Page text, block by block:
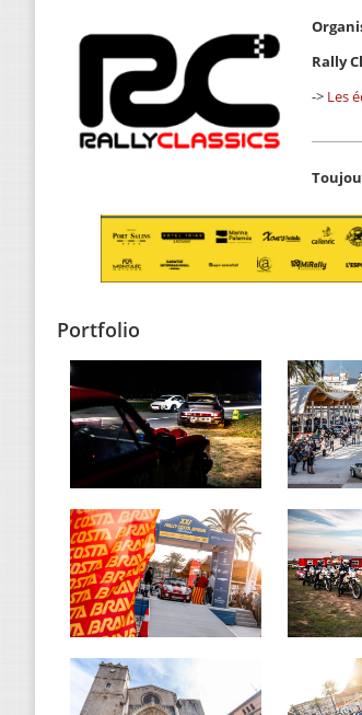
Rally
-> Les
Portfolio